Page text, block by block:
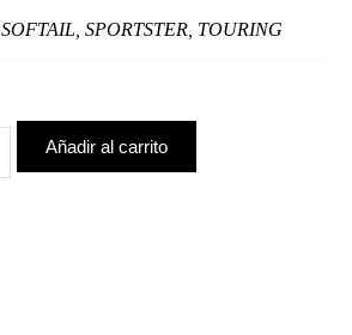
SOFTAIL SPORTSTER TOURING
Añadir al carrito